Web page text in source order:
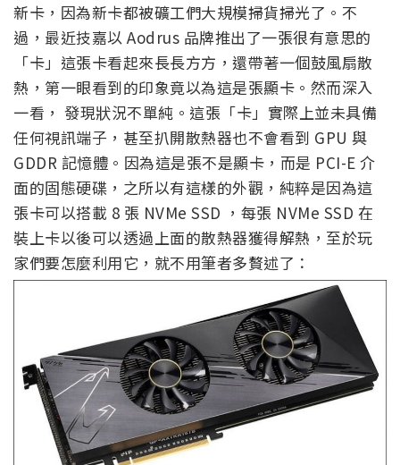
新卡，因為新卡都被礦工們大規模掃貨掃光了。不
過，最近技嘉以 Aodrus 品牌推出了一張很有意思的
「卡」這張卡看起來長長方方，還帶著一個鼓風扇散
熱，第一眼看到的印象竟以為這是張顯卡。然而深入
一看， 發現狀況不單純。這張「卡」實際上並未具備
任何視訊端子，甚至扒開散熱器也不會看到 GPU 與
GDDR 記憶體。因為這是張不是顯卡，而是 PCI-E 介
面的固態硬碟，之所以有這樣的外觀，純粹是因為這
張卡可以搭載 8 張 NVMe SSD ，每張 NVMe SSD 在
裝上卡以後可以透過上面的散熱器獲得解熱，至於玩
家們要怎麼利用它，就不用筆者多贅述了：